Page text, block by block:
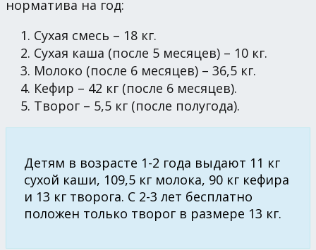
норматива на год:
Сухая смесь – 18 кг.
Сухая каша (после 5 месяцев) – 10 кг.
Молоко (после 6 месяцев) – 36,5 кг.
Кефир – 42 кг (после 6 месяцев).
Творог – 5,5 кг (после полугода).
Детям в возрасте 1-2 года выдают 11 кг
сухой каши, 109,5 кг молока, 90 кг кефира
и 13 кг творога. С 2-3 лет бесплатно
положен только творог в размере 13 кг.